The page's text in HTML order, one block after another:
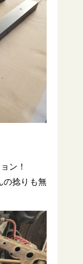
ン！
の捻りも無